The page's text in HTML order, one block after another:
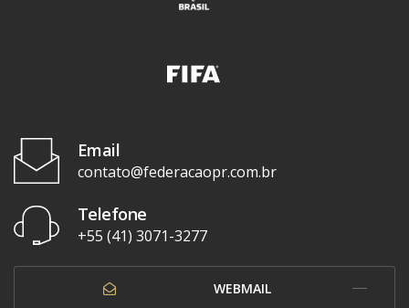
Email
contato@federacaopr.com.br
Telefone
+55 (41) 3071-3277
WEBMAIL